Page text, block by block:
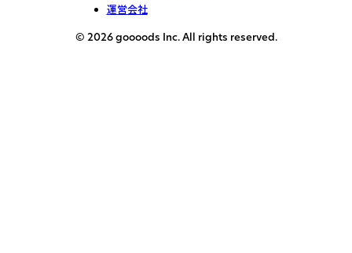
運営会社
© 2026 goooods Inc. All rights reserved.